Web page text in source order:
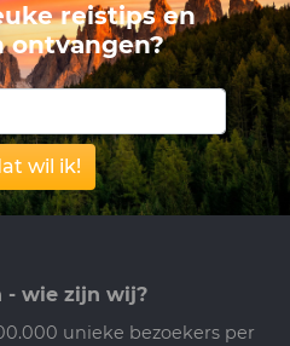
reistips en
ontvangen?
wil ik!
- wie zijn wij?
unieke bezoekers per